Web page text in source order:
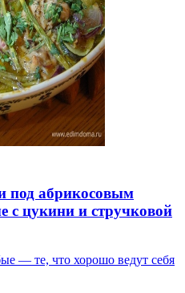
под абрикосовым
с цукини и стручковой
— те, что хорошо ведут себя